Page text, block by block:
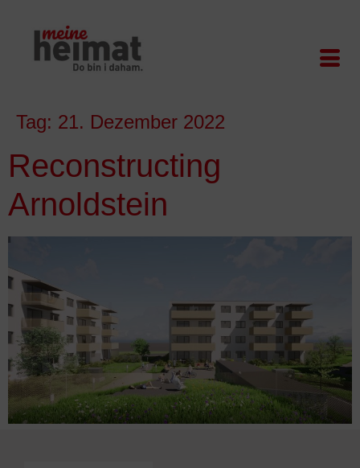
Tag: 21. Dezember 2022
Reconstructing
Arnoldstein